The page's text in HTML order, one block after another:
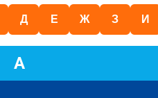
Д Е Ж З И
А